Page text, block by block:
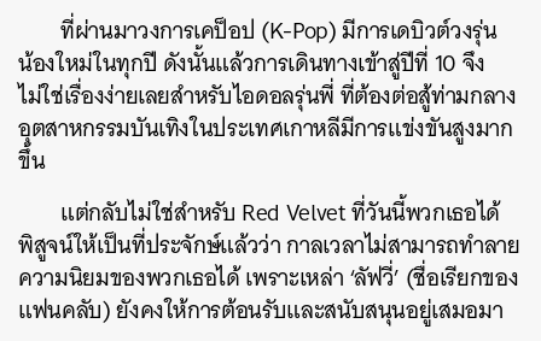
ที่ผ่านมาวงการเคป็อป (K-Pop) มีการเดบิวต์วงรุ่น
น้องใหม่ในทุกปี ดังนั้นแล้วการเดินทางเข้าสู่ปีที่ 10 จึง
ไม่ใช่เรื่องง่ายเลยสำหรับไอดอลรุ่นพี่ ที่ต้องต่อสู้ท่ามกลาง
อุตสาหกรรมบันเทิงในประเทศเกาหลีมีการแข่งขันสูงมาก
ขึ้น
แต่กลับไม่ใช่สำหรับ Red Velvet ที่วันนี้พวกเธอได้
พิสูจน์ให้เป็นที่ประจักษ์แล้วว่า กาลเวลาไม่สามารถทำลาย
ความนิยมของพวกเธอได้ เพราะเหล่า ‘ลัฟวี่’ (ชื่อเรียกของ
แฟนคลับ) ยังคงให้การต้อนรับและสนับสนุนอยู่เสมอมา